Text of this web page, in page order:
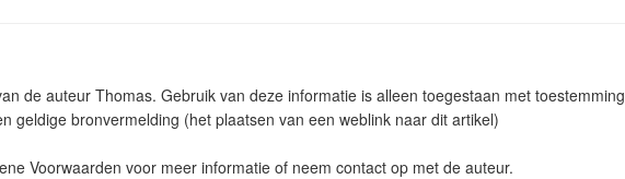
de auteur Thomas. Gebruik van deze informatie is alleen toegestaan met toestemming
geldige bronvermelding (het plaatsen van een weblink naar dit artikel)
Voorwaarden voor meer informatie of neem contact op met de auteur.